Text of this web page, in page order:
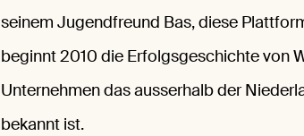
seinem Jugendfreund Bas, diese
beginnt 2010 die Erfolgsgeschichte von
Unternehmen das ausserhalb der
bekannt ist.